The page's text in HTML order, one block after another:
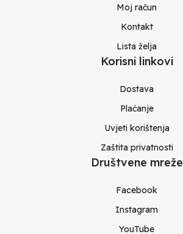
Moj račun
Kontakt
Lista želja
Korisni linkovi
Dostava
Plaćanje
Uvjeti korištenja
Zaštita privatnosti
Društvene mreže
Facebook
Instagram
YouTube